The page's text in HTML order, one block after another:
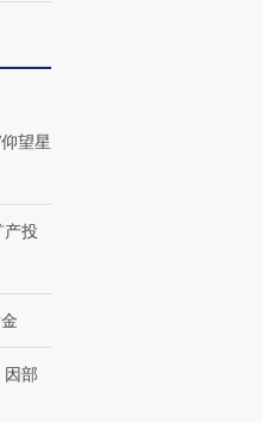
视线｜“入侵”还是“人道危
望星
产投
因部